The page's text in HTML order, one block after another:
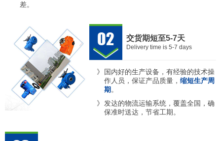
差。
交货期短至5-7天
Delivery time is 5-7 days
国内好的生产设备，有经验的技术操
作人员，保证产品质量，缩短生产周
期 。
发达的物流运输系统，覆盖全国，确
保准时送达，节省工期。